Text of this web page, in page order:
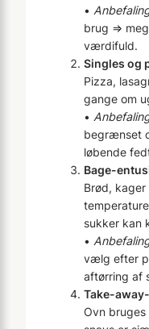
•
brug ⇒
værdifuld.
Singles og
Pizza,
gange om
•
begrænset
løbende
Bage-
Brød,
sukker kan
•
vælg efter
aftørring af
Take-
Ovn